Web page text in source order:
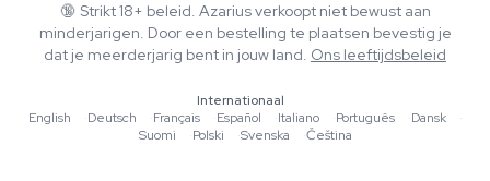
Veelgestelde vragen
Privacybeleid
Muziek
Redactionele normen
Tools & Calculators
🔞 Strikt 18+ beleid. Azarius verkoopt niet bewust aan
minderjarigen. Door een bestelling te plaatsen bevestig je
dat je meerderjarig bent in jouw land. Ons leeftijdsbeleid
Internationaal
English
·Deutsch ·Français ·Español ·Italiano ·Português ·Dansk
·
Suomi
·Polski ·Svenska ·Čeština